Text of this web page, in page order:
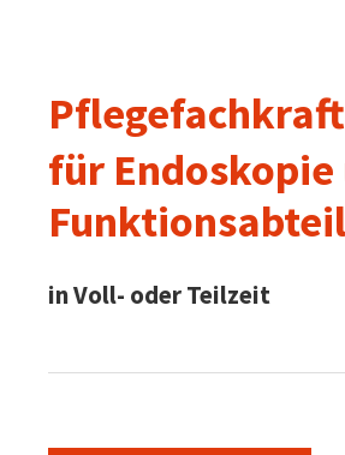
Pflegefachkraft
für Endoskopie
in Voll- oder Teilzeit